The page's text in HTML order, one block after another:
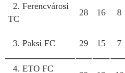
2. Ferencvárosi
TC
28 16 8
3. Paksi FC 29 15 7
4. ETO FC